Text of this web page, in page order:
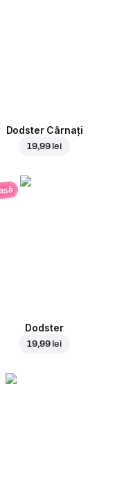
Dodster Cârnați
19,99 lei
Dodster
19,99 lei